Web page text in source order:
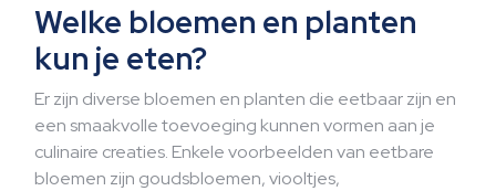
Welke bloemen en planten
kun je eten?
Er zijn diverse bloemen en planten die eetbaar zijn en
een smaakvolle toevoeging kunnen vormen aan je
culinaire creaties. Enkele voorbeelden van eetbare
bloemen zijn goudsbloemen, viooltjes,